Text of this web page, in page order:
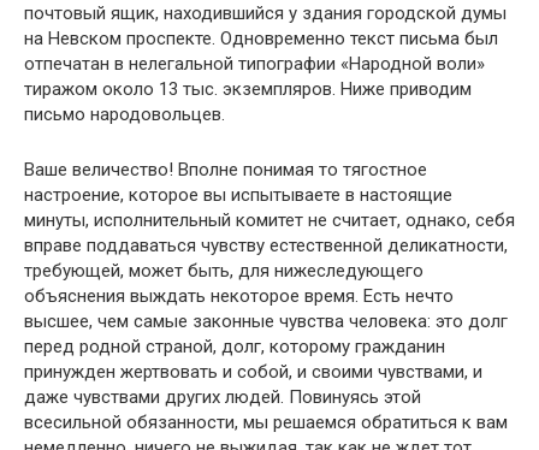
почтовый ящик, находившийся у здания городской думы
на Невском проспекте. Одновременно текст письма был
отпечатан в нелегальной типографии «Народной воли»
тиражом около 13 тыс. экземпляров. Ниже приводим
письмо народовольцев.
Ваше величество! Вполне понимая то тягостное
настроение, которое вы испытываете в настоящие
минуты, исполнительный комитет не считает, однако, себя
вправе поддаваться чувству естественной деликатности,
требующей, может быть, для нижеследующего
объяснения выждать некоторое время. Есть нечто
высшее, чем самые законные чувства человека: это долг
перед родной страной, долг, которому гражданин
принужден жертвовать и собой, и своими чувствами, и
даже чувствами других людей. Повинуясь этой
всесильной обязанности, мы решаемся обратиться к вам